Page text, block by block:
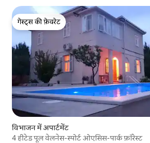
गेस्ट्स की फ़ेवरेट
गेस्ट्स की फ़ेवरेट
विभाजन में अपार्टमेंट
4 हीटेड पूल वेलनेस-स्पोर्ट ओएसिस-पार्क फ़ॉरेस्ट